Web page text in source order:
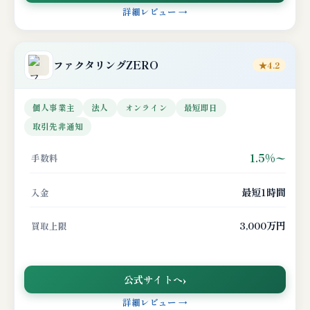
詳細レビュー →
ファクタリングZERO ★4.2
個人事業主 法人 オンライン
最短即日
取引先非通知
手数料 1.5%〜
入金 最短1時間
買取上限 3,000万円
公式サイトへ
詳細レビュー →